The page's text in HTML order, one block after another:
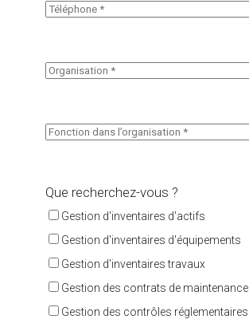
Que recherchez-vous ?
Gestion d'inventaires d'actifs
Gestion d'inventaires d'équipements
Gestion d'inventaires travaux
Gestion des contrats de maintenance
Gestion des contrôles réglementaires